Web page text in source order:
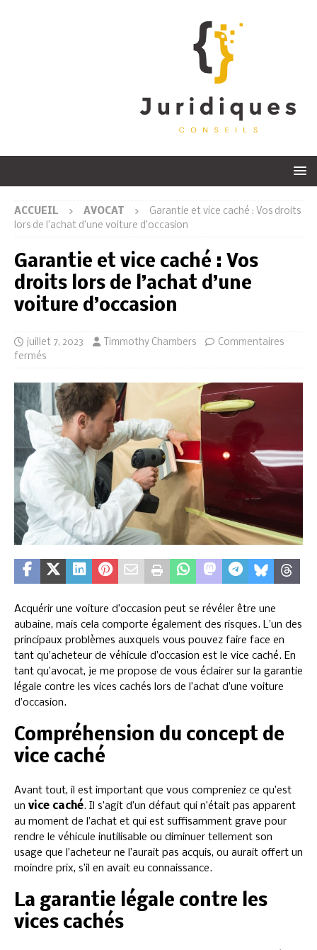
ACCUEIL AVOCAT
Garantie et vice caché : Vos droits
lors de l’achat d’une voiture d’occasion
Garantie et vice caché : Vos
droits lors de l’achat d’une
voiture d’occasion
juillet 7, 2023 Timmothy Chambers
Commentaires
fermés
Acquérir une voiture d’occasion peut se révéler être une
aubaine, mais cela comporte également des risques. L’un des
principaux problèmes auxquels vous pouvez faire face en
tant qu’acheteur de véhicule d’occasion est le vice caché. En
tant qu’avocat, je me propose de vous éclairer sur la garantie
légale contre les vices cachés lors de l’achat d’une voiture
d’occasion.
Compréhension du concept de
vice caché
Avant tout, il est important que vous compreniez ce qu’est
un vice caché. Il s’agit d’un défaut qui n’était pas apparent
au moment de l’achat et qui est suffisamment grave pour
rendre le véhicule inutilisable ou diminuer tellement son
usage que l’acheteur ne l’aurait pas acquis, ou aurait offert un
moindre prix, s’il en avait eu connaissance.
La garantie légale contre les
vices cachés